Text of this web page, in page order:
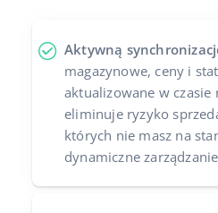
Aktywną
magazynowe, ceny i
aktualizowane w czasie
eliminuje ryzyko
których nie masz na
dynamiczne